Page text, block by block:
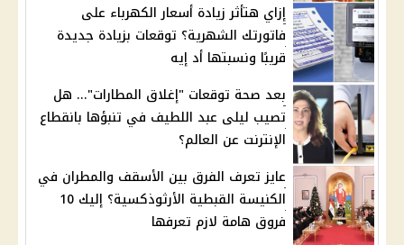
إزاي هتأثر زيادة أسعار الكهرباء على
فاتورتك الشهرية؟ توقعات بزيادة جديدة
قريبًا ونسبتها أد إيه
بعد صحة توقعات "إغلاق المطارات"... هل
تصيب ليلى عبد اللطيف في تنبؤها بانقطاع
الإنترنت عن العالم؟
عايز تعرف الفرق بين الأسقف والمطران في
الكنيسة القبطية الأرثوذكسية؟ إليك 10
فروق هامة لازم تعرفها